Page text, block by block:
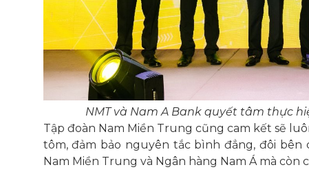
NMT và Nam A Bank quyết tâm thực
Tập đoàn Nam Miền Trung cũng cam kết sẽ
tôm, đảm bảo nguyên tắc bình đẳng, đôi
Nam Miền Trung và Ngân hàng Nam Á mà